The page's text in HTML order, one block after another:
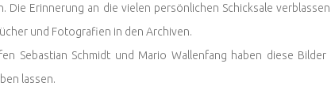
Die Erinnerung an die vielen persönlichen Schicksale
und Fotografien in den Archiven.
Sebastian Schmidt und Mario Wallenfang haben diese
lassen.